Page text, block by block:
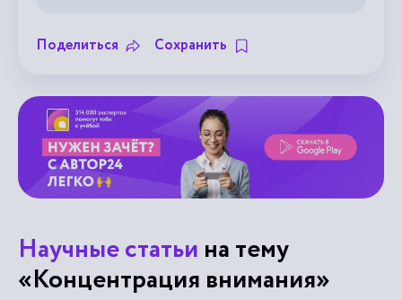
Поделиться Сохранить
Научные статьи на тему
«Концентрация внимания»